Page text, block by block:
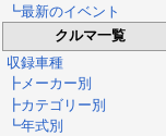
┗最新のイベント
クルマ一覧
収録車種
┣メーカー別
┣カテゴリー別
┗年式別